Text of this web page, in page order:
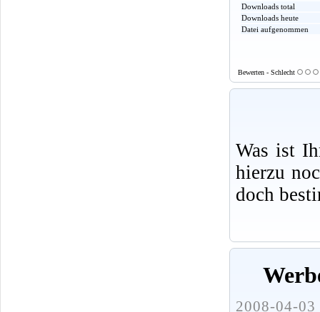
Downloads total
Downloads heute
Datei aufgenommen
Bewerten - Schlecht
Was ist
hierzu
doch
2008-04-